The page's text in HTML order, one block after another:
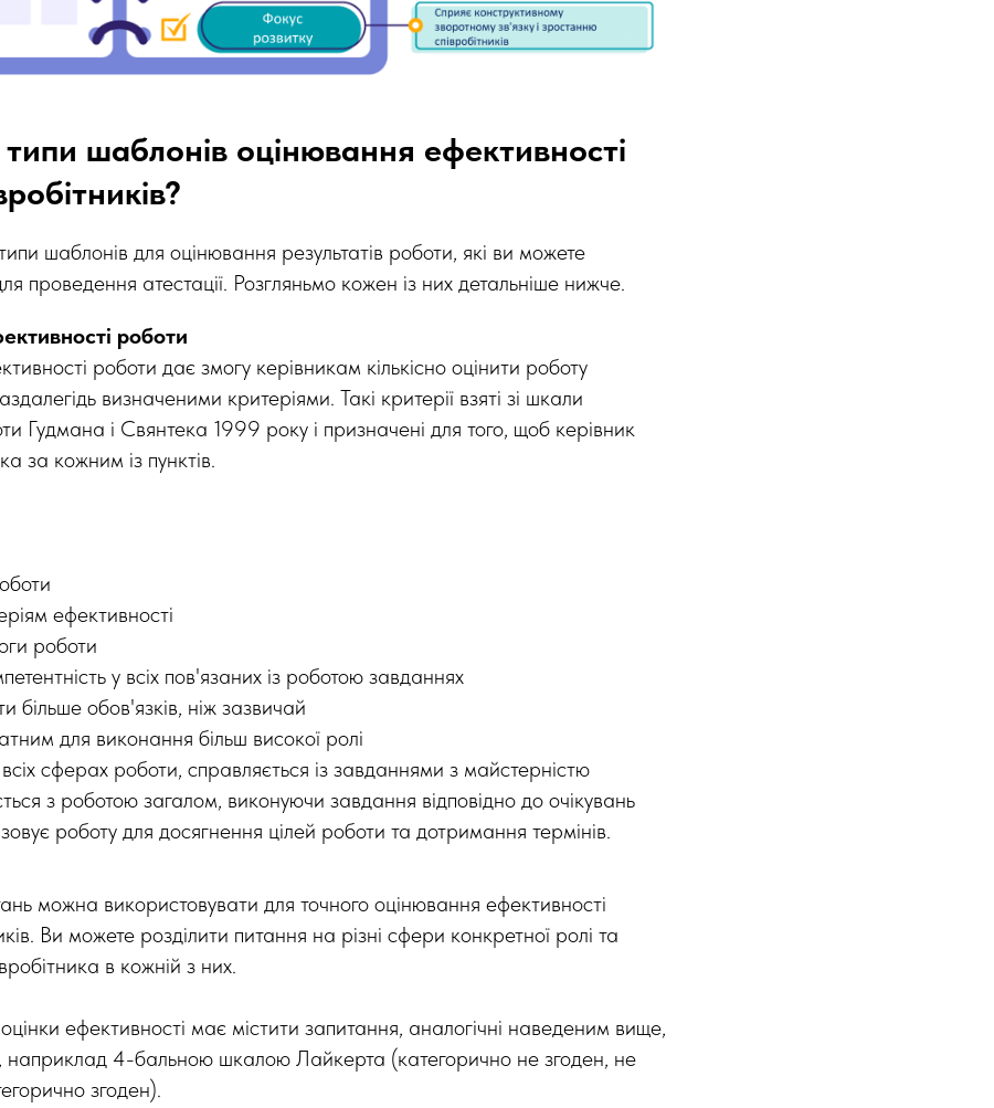
типи шаблонів оцінювання ефективності
типи шаблонів для оцінювання результатів роботи, які ви можете
проведення атестації. Розгляньмо кожен із них детальніше нижче.
роботи
роботи дає змогу керівникам кількісно оцінити роботу
визначеними критеріями. Такі критерії взяті зі шкали
Гудмана і Свянтека 1999 року і призначені для того, щоб керівник
за кожним із пунктів.
ефективності
роботи
у всіх пов'язаних із роботою завданнях
більше обов'язків, ніж зазвичай
для виконання більш високої ролі
сферах роботи, справляється із завданнями з майстерністю
з роботою загалом, виконуючи завдання відповідно до очікувань
роботу для досягнення цілей роботи та дотримання термінів.
можна використовувати для точного оцінювання ефективності
Ви можете розділити питання на різні сфери конкретної ролі та
в кожній з них.
ефективності має містити запитання, аналогічні наведеним вище,
4-бальною шкалою Лайкерта (категорично не згоден, не
згоден).